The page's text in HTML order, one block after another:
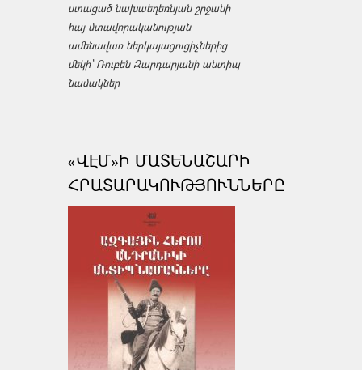
ստացած նախաեղեռնյան շրջանի
հայ մտավորականության
ամենավառ ներկայացուցիչներից
մեկի՝ Ռուբեն Զարդարյանի անտիպ
նամակներ
«ՎԷՄ»Ի ՄԱՏԵՆԱՇԱՐԻ
ՀՐԱՏԱՐԱԿՈՒԹՅՈՒՆՆԵՐԸ